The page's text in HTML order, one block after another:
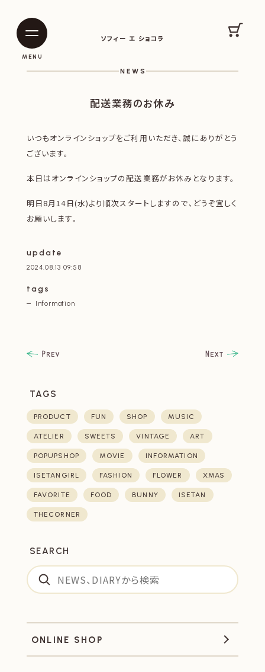
ソフィー エ ショコラ
MENU
カー
NEWS
配送業務のお休み
いつもオンラインショップをご利用いただき、誠にありがとう
ございます。
本日はオンラインショップの配送業務がお休みとなります。
明日8月14日(水)より順次スタートしますので、どうぞ宜しく
お願いします。
update
2024.08.13 09:58
tags
Information
TAGS
PRODUCT FUN SHOP MUSIC
ATELIER SWEETS VINTAGE ART
POPUPSHOP MOVIE INFORMATION
ISETANGIRL FASHION FLOWER XMAS
FAVORITE FOOD BUNNY ISETAN
THECORNER
SEARCH
ONLINE SHOP